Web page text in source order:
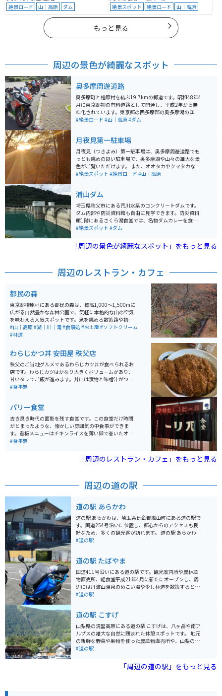
絶景ロード 山｜高原 ダム 絶景スポット 絶景ロード 山｜高原
もっと見る
周辺の景色が綺麗なスポット
奥多摩周遊道路
奥多摩町と檜原村を結ぶ19.7kmの都道です。昭和48年4
月に東京都初の有料道路として開通し、平成2年から無
料化されています。東京都の西多摩郡の奥多摩湖のほと
りにあるワインディングロードで、信号もなく、きれい
りに来ています。 ワインディングロードだけでなく、途
中の『都民の森』ではソフトクリームや軽食が食べられ
るので休憩にも最適です。そこに集まる多くのバイクた
ちを眺めるのも楽しいです。近年は、東京国体や地元自
治体の自転車レースにも使用されたことから、自転車コ
#絶景ロード #山｜高原#ダム
月夜見第一駐車場
月夜見（つきよみ）第一駐車場は、奥多摩周遊道路でも
っとも眺めの良い駐車場で、奥多摩湖や山々の雄大な景
色がご覧いただけます。 また、オオタカやクマタカな
ど、野鳥の撮影スポットとしても人気がある場所です。
十分注意してください。
#絶景スポット #絶景ロード #山｜高原
浦山ダム
埼玉県秩父市にある荒川水系のコンクリートダムです。
ダム内部や防災資料館も自由に見学できます。防災資料
館1階にあるさくら湖食堂では、名物ダムカレーを食べ
ることができます。ドラマなどの撮影にも使われている
で続いています。浦山ダムで有名な500段階段です。
#絶景スポット #ダム
「周辺の景色が綺麗なスポット」をもっと見る
周辺のレストラン・カフェ
都民の森
東京都檜原村にある都民の森は、標高1,000〜1,500mに
広がる自然豊かな森林公園で、気軽に本格的な山の空気
を味わえる人気スポットです。滝を眺める散策路や初心
者向けトレッキングが充実し、森林館では自然観察や木
工体験も可能。 駐車場に着いた瞬間の解放感は抜群で、
ば東京とは思えない絶景が広がります。周辺道路は走り
やすいものの、木漏れ日や落ち葉、砂で見づらい箇所も
あり速度の出しすぎは禁物。夏は涼しい一方、春・秋・
冬は冷え込むためウインドブレーカーが必須。ツーリン
グにも観光にも最適な自然スポットです。 【とちの実売
店】 標高1,043mにある東京でお空に一番近いレストラ
は10:00〜16:00（冬季は15:30） 冬季はレストランは土
日祝のみ営業で、定休日は月曜日（都民の森に準ずる）
となっています。 最新情報は公式HPをご確認ください。
#山｜高原#湖｜川｜滝#食事処 #お土産#ソフトクリーム
#林道
わらじかつ丼 安田屋 秩父店
秩父のご当地グルメであるわらじカツ丼が食べられるお
店です。わらじカツはかなり大きくボリュームがあり、
甘いタレでご飯が進みます。丼には漬物と味噌汁がつい
ており、リーズナブルにお腹いっぱいご飯が食べられま
#食事処
パリー食堂
古き良き時代の面影を残す食堂です。この食堂だけ時間
がとまったような、懐かしい雰囲気の中食事ができま
す。看板メニューはチキンライスを薄い卵で巻いたオム
ライスです。値段もお手頃で駅からも近いおすすめのお
#食事処
「周辺のレストラン・カフェ」をもっと見る
周辺の道の駅
道の駅 あらかわ
道の駅 あらかわは、埼玉県比企郡嵐山町にある道の駅で
す。国道254号沿いに位置し、都心からのアクセスも良
好なため、多くの観光客が訪れます。 道の駅 あらかわの
最大の特徴は、地元の新鮮な農産物が購入できる直売所
コーナーでは、地元産の食材を使用した料理を楽しむこ
とができます。 バイクでのツーリングにもおすすめのス
ポットです。道の駅 あらかわは、関越自動車道 嵐山小川
インターチェンジから約5分の場所に位置しており、ア
クセスも良好です。駐車場も広く、休憩場所としても最
定史跡の菅谷館跡や、桜の名所として知られる嵐山渓谷
など、観光スポットも充実しています。道の駅 あらかわ
で地元のグルメや文化に触れ、周辺の観光スポットを巡
ってみてはいかがでしょうか。
#道の駅
道の駅 たばやま
国道411号沿いにある道の駅です。観光案内所や農林産
物直売所、軽食堂平成21年4月に新たにオープンし、周
辺には丹波山温泉のめこい湯や少し林道を散策するとロ
ーラー滑り台、キャンプ場などがあり老若男女を問わず
多摩川が流れており、川の麓まで近づけるようになって
います。食事も温泉もロケーションも全てが素晴らしく
癒されるスポットになっています。 東京都内からもアク
セスしやすく、中央道八王子ICから2時間以内には到着
します。
#道の駅
道の駅 こすげ
山梨県の清里高原にある道の駅 こすげは、八ヶ岳や南ア
ルプスの雄大な自然に囲まれた休憩スポットです。 地元
の新鮮な野菜や果物を使った農産物直売所や、山梨の名
産品を扱うお土産コーナーが人気です。レストランで
たコーヒーを楽しむことができます。 バイクで訪れる際
は、駐車場から雄大な景色を眺めることができます。周
#道の駅
「周辺の道の駅」をもっと見る